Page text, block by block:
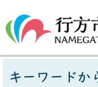
キーワードか